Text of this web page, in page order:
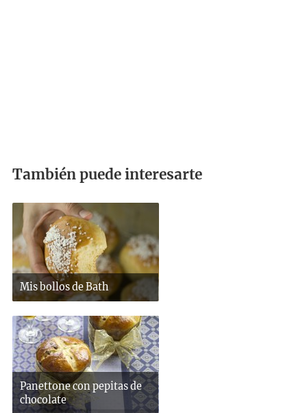
También puede interesarte
Mis bollos de Bath
Panettone con pepitas de
chocolate